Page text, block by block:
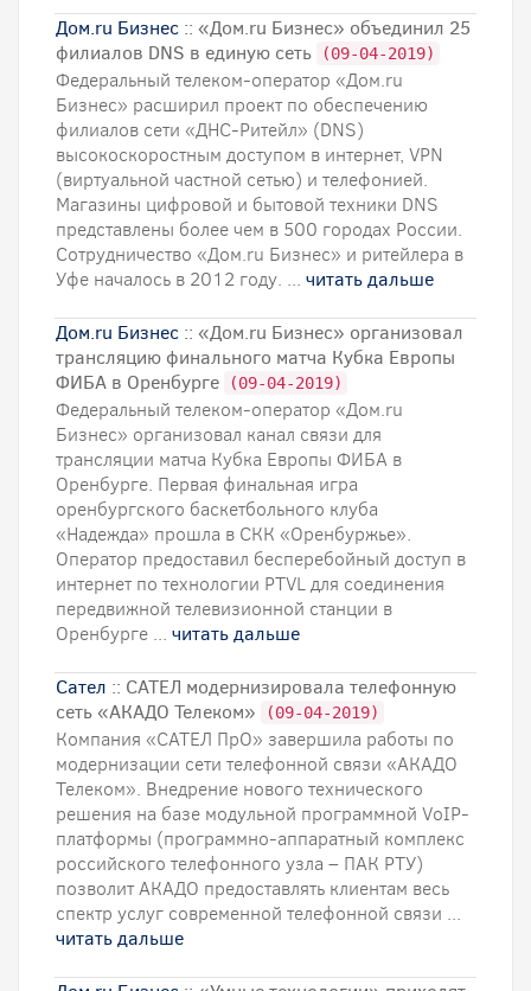
Дом.ru Бизнес :: «Дом.ru Бизнес» объединил 25
филиалов DNS в единую сеть
(09-04-2019)
Федеральный телеком-оператор «Дом.ru
Бизнес» расширил проект по обеспечению
филиалов сети «ДНС-Ритейл» (DNS)
высокоскоростным доступом в интернет, VPN
(виртуальной частной сетью) и телефонией.
Магазины цифровой и бытовой техники DNS
представлены более чем в 500 городах России.
Сотрудничество «Дом.ru Бизнес» и ритейлера в
Уфе началось в 2012 году. ... читать дальше
Дом.ru Бизнес :: «Дом.ru Бизнес» организовал
трансляцию финального матча Кубка Европы
ФИБА в Оренбурге
(09-04-2019)
Федеральный телеком-оператор «Дом.ru
Бизнес» организовал канал связи для
трансляции матча Кубка Европы ФИБА в
Оренбурге. Первая финальная игра
оренбургского баскетбольного клуба
«Надежда» прошла в СКК «Оренбуржье».
Оператор предоставил бесперебойный доступ в
интернет по технологии PTVL для соединения
передвижной телевизионной станции в
Оренбурге ... читать дальше
Сател :: САТЕЛ модернизировала телефонную
сеть «АКАДО Телеком»
(09-04-2019)
Компания «САТЕЛ ПрО» завершила работы по
модернизации сети телефонной связи «АКАДО
Телеком». Внедрение нового технического
решения на базе модульной программной VoIP-
платформы (программно-аппаратный комплекс
российского телефонного узла – ПАК РТУ)
позволит АКАДО предоставлять клиентам весь
спектр услуг современной телефонной связи ...
читать дальше